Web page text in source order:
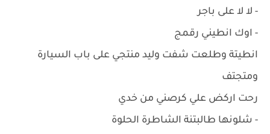
- لا لا على باجر
- اوك انطيني رقمج
انطيتة وطلعت شفت وليد منتجي على باب السيارة
ومتجتف
رحت اركض علي كرصني من خدي
- شلونها طالبتنة الشاطرة الحلوة